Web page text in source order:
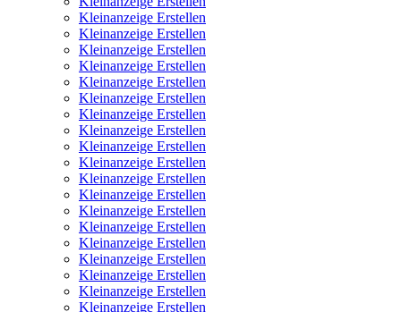
Kleinanzeige Erstellen
Kleinanzeige Erstellen
Kleinanzeige Erstellen
Kleinanzeige Erstellen
Kleinanzeige Erstellen
Kleinanzeige Erstellen
Kleinanzeige Erstellen
Kleinanzeige Erstellen
Kleinanzeige Erstellen
Kleinanzeige Erstellen
Kleinanzeige Erstellen
Kleinanzeige Erstellen
Kleinanzeige Erstellen
Kleinanzeige Erstellen
Kleinanzeige Erstellen
Kleinanzeige Erstellen
Kleinanzeige Erstellen
Kleinanzeige Erstellen
Kleinanzeige Erstellen